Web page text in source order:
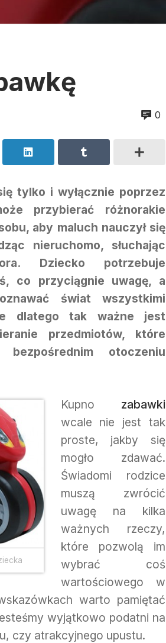
0
tylko i wyłącznie poprzez
przybierać różnorakie
aby maluch nauczył się
nieruchomo, słuchając
Dziecko potrzebuje
co przyciągnie uwagę, a
świat wszystkimi
dlatego tak ważne jest
przedmiotów, które
otoczeniu
Kupno zabawki
wcale nie jest tak
proste, jakby się
mogło zdawać.
Świadomi rodzice
muszą zwrócić
uwagę na kilka
ważnych rzeczy,
które pozwolą im
wybrać coś
wartościowego w
warto pamiętać
wyjątkowo podatni na
czy atrakcyjnego upustu.